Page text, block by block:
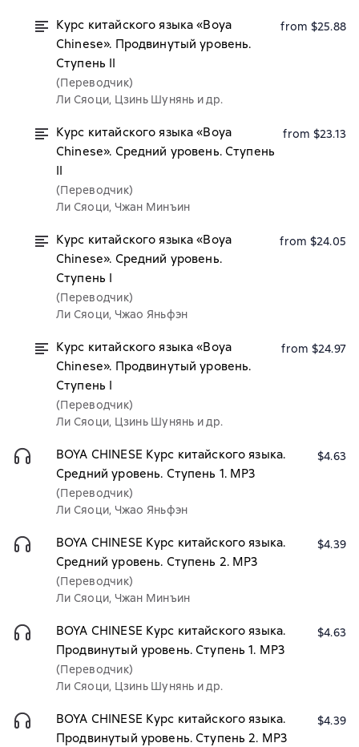
Курс китайского языка «Boya
Chinese». Продвинутый уровень.
Ступень II
(Переводчик)
Ли Сяоци, Цзинь Шунянь и др.
from $25.88
Курс китайского языка «Boya
Chinese». Средний уровень. Ступень
II
(Переводчик)
Ли Сяоци, Чжан Минъин
from $23.13
Курс китайского языка «Boya
Chinese». Средний уровень.
Ступень I
(Переводчик)
Ли Сяоци, Чжао Яньфэн
from $24.05
Курс китайского языка «Boya
Chinese». Продвинутый уровень.
Ступень I
(Переводчик)
Ли Сяоци, Цзинь Шунянь и др.
from $24.97
BOYA CHINESE Курс китайского языка.
Средний уровень. Ступень 1. МР3
(Переводчик)
Ли Сяоци, Чжао Яньфэн
$4.63
BOYA CHINESE Курс китайского языка.
Средний уровень. Ступень 2. МР3
(Переводчик)
Ли Сяоци, Чжан Минъин
$4.39
BOYA CHINESE Курс китайского языка.
Продвинутый уровень. Ступень 1. МР3
(Переводчик)
Ли Сяоци, Цзинь Шунянь и др.
$4.63
BOYA CHINESE Курс китайского языка.
Продвинутый уровень. Ступень 2. МР3
$4.39